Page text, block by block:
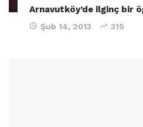
Arnavutköy’de ilginç bir
Şub 14, 2013 315